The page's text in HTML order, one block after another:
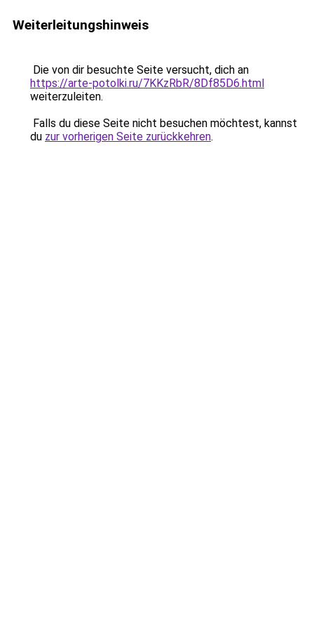
Weiterleitungshinweis
Die von dir besuchte Seite versucht, dich an
https://arte-potolki.ru/7KKzRbR/8Df85D6.html
weiterzuleiten.
Falls du diese Seite nicht besuchen möchtest, kannst
du zur vorherigen Seite zurückkehren.